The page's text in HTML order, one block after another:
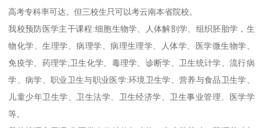
高考专科率可达。但三校生只可以考云南本省院校。
我校预防医学主干课程:细胞生物学、人体解剖学、组织胚胎学，生
物化学、生理学、病理学、病理生理学、人体学、医学微生物学、
免疫学、药理学;卫生化学、毒理学、诊断学、卫生统计学、流行病
学、病学、职业卫生与职业医学:环境卫生学、营养与食品卫生学、
儿童少年卫生学、卫生法学、卫生经济学、卫生事业管理、医学学
等。